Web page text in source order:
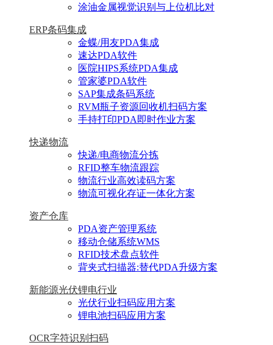
涂油金属视觉识别与上位机比对
ERP条码集成
金蝶/用友PDA集成
速达PDA软件
医院HIPS系统PDA集成
管家婆PDA软件
SAP集成条码系统
RVM瓶子资源回收机扫码方案
手持打印PDA即时作业方案
快递物流
快递/电商物流分拣
RFID整车物流跟踪
物流行业高效读码方案
物流可视化存证一体化方案
资产仓库
PDA资产管理系统
移动仓储系统WMS
RFID技术盘点软件
背夹式扫描器:替代PDA升级方案
新能源光伏锂电行业
光伏行业扫码应用方案
锂电池扫码应用方案
OCR字符识别扫码